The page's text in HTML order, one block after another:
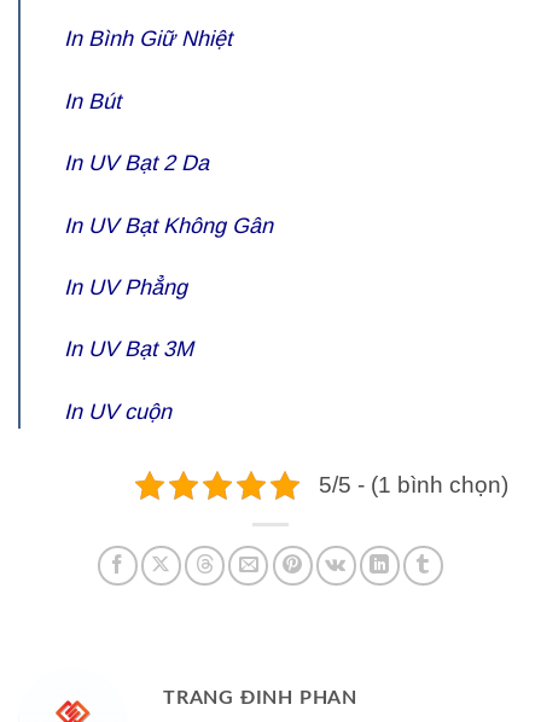
In Bình Giữ Nhiệt
In Bút
In UV Bạt 2 Da
In UV Bạt Không Gân
In UV Phẳng
In UV Bạt 3M
In UV cuộn
5/5 - (1 bình chọn)
TRANG ĐINH PHAN